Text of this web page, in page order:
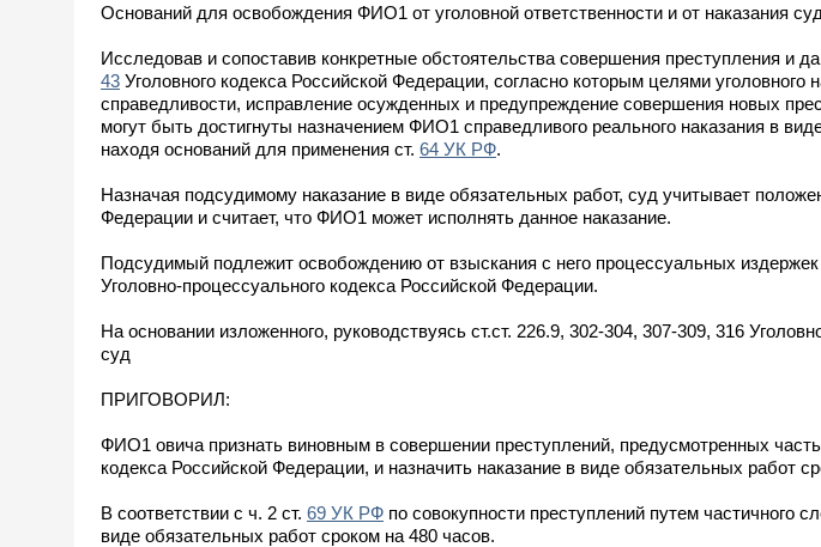
Оснований для освобождения ФИО1 от уголовной ответственности и от наказания
Исследовав и сопоставив конкретные обстоятельства совершения преступления и
43 Уголовного кодекса Российской Федерации, согласно которым целями уголовного
справедливости, исправление осужденных и предупреждение совершения новых
могут быть достигнуты назначением ФИО1 справедливого реального наказания в
находя оснований для применения ст. 64 УК РФ.
Назначая подсудимому наказание в виде обязательных работ, суд учитывает
Федерации и считает, что ФИО1 может исполнять данное наказание.
Подсудимый подлежит освобождению от взыскания с него процессуальных
Уголовно-процессуального кодекса Российской Федерации.
На основании изложенного, руководствуясь ст.ст. 226.9, 302-304, 307-309, 316
суд
ПРИГОВОРИЛ:
ФИО1 овича признать виновным в совершении преступлений, предусмотренных
кодекса Российской Федерации, и назначить наказание в виде обязательных работ
В соответствии с ч. 2 ст. 69 УК РФ по совокупности преступлений путем частичного
виде обязательных работ сроком на 480 часов.